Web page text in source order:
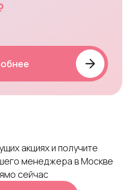
акциях и получите
менеджера в Москве
сейчас
для лиц старше